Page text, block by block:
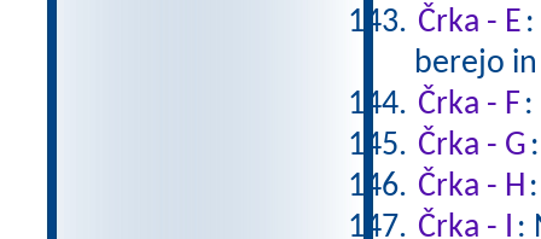
Črka - E
berejo
Črka - F :
Črka - G
Črka - H
Črka - I :